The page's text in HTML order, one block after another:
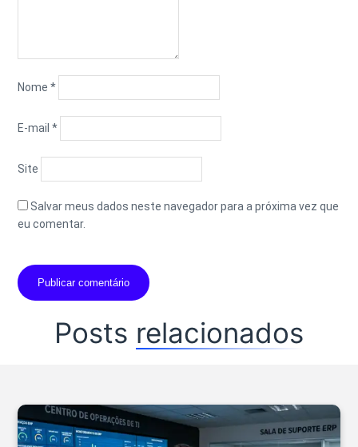
Nome*
E-mail*
Site
Salvar meus dados neste navegador para a próxima vez que
eu comentar.
Posts relacionados